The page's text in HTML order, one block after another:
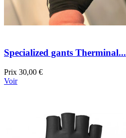
Specialized gants Therminal...
Prix 30,00 €
Voir